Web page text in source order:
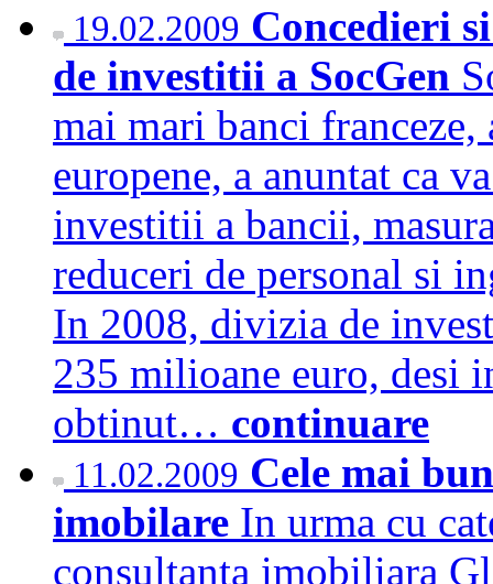
19.02.2009 Concedieri
de investitii a SocGen
mai mari banci
europene, a anuntat ca
investitii a bancii,
reduceri de personal si
In 2008, divizia de
235 milioane euro, desi
obtinut… continuare
11.02.2009 Cele mai
imobilare In urma cu
consultanta imobiliara